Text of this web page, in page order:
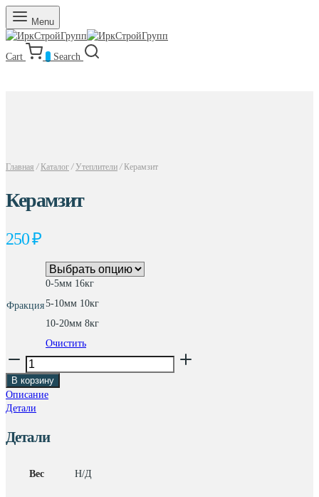
Menu
Cart Search
Главная / Каталог / Утеплители /Керамзит
Керамзит
250₽
Фракция
0-5мм 16кг
5-10мм 10кг
10-20мм 8кг
Очистить
Количество
товара
Керамзит
В корзину
Описание
Детали
Детали
Вес Н/Д